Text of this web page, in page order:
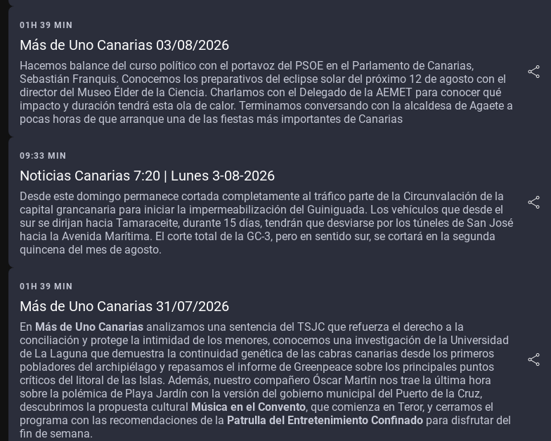
01H 39 MIN
Más de Uno Canarias 03/08/2026
Hacemos balance del curso político con el portavoz del PSOE en el Parlamento de Canarias,
Sebastián Franquis. Conocemos los preparativos del eclipse solar del próximo 12 de agosto con el
director del Museo Élder de la Ciencia. Charlamos con el Delegado de la AEMET para conocer qué
impacto y duración tendrá esta ola de calor. Terminamos conversando con la alcaldesa de Agaete a
pocas horas de que arranque una de las fiestas más importantes de Canarias
09:33 MIN
Noticias Canarias 7:20 | Lunes 3-08-2026
Desde este domingo permanece cortada completamente al tráfico parte de la Circunvalación de la
capital grancanaria para iniciar la impermeabilización del Guiniguada. Los vehículos que desde el
sur se dirijan hacia Tamaraceite, durante 15 días, tendrán que desviarse por los túneles de San José
hacia la Avenida Marítima. El corte total de la GC-3, pero en sentido sur, se cortará en la segunda
quincena del mes de agosto.
01H 39 MIN
Más de Uno Canarias 31/07/2026
En Más de Uno Canarias analizamos una sentencia del TSJC que refuerza el derecho a la
conciliación y protege la intimidad de los menores, conocemos una investigación de la Universidad
de La Laguna que demuestra la continuidad genética de las cabras canarias desde los primeros
pobladores del archipiélago y repasamos el informe de Greenpeace sobre los principales puntos
críticos del litoral de las Islas. Además, nuestro compañero Óscar Martín nos trae la última hora
sobre la polémica de Playa Jardín con la versión del gobierno municipal del Puerto de la Cruz,
descubrimos la propuesta cultural Música en el Convento, que comienza en Teror, y cerramos el
programa con las recomendaciones de la Patrulla del Entretenimiento Confinado para disfrutar del
fin de semana.